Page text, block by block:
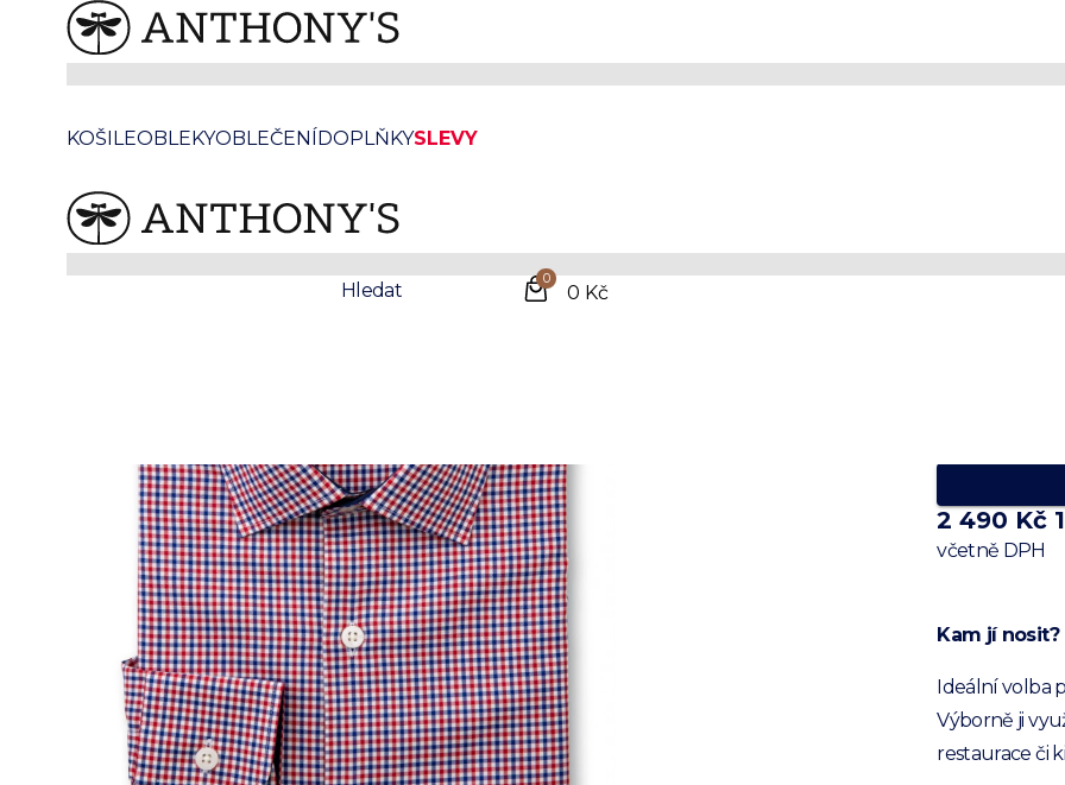
KOŠILEOBLEKYOBLEČENÍDOPLŇKYSLEVY
Hledat
0
0 Kč
Anthonys / Košile / Kostkované košile
Košile Extra Slim SC Navy Red Trim Shirt
SC
2 490 Kč
včetně DPH
Kam jí nosit?
Ideální volba
Výborně ji
restaurace či